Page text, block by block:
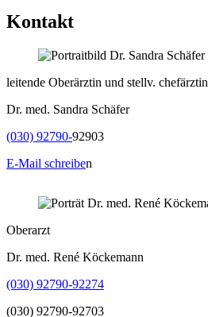
Kontakt
leitende Oberärztin und stellv. chefärztin
Dr. med. Sandra Schäfer
(030) 92790-92903
E-Mail schreiben
Oberarzt
Dr. med. René Köckemann
(030) 92790-92274
(030) 92790-92703